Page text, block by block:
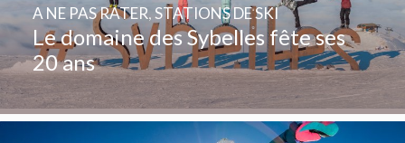
Le domaine des Sybelles fête ses
20 ans
A NE PAS RATER,STATIONS DE SKI